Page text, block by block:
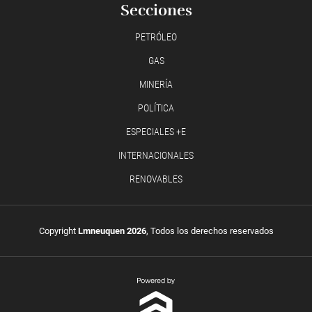
Secciones
PETRÓLEO
GAS
MINERÍA
POLÍTICA
ESPECIALES +E
INTERNACIONALES
RENOVABLES
Copyright Lmneuquen 2026, Todos los derechos reservados